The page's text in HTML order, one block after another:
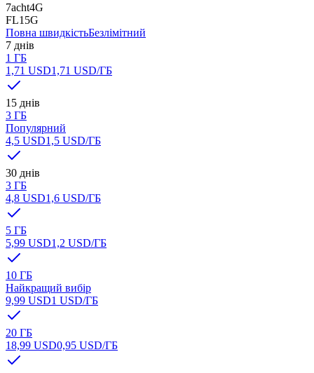
7acht4G
FL1 5G
Повна швидкістьБезлімітний
7 днів
1 ГБ
1,71 USD1,71 USD/ГБ
15 днів
3 ГБ
Популярний
4,5 USD1,5 USD/ГБ
30 днів
3 ГБ
4,8 USD1,6 USD/ГБ
5 ГБ
5,99 USD1,2 USD/ГБ
10 ГБ
Найкращий вибір
9,99 USD1 USD/ГБ
20 ГБ
18,99 USD0,95 USD/ГБ